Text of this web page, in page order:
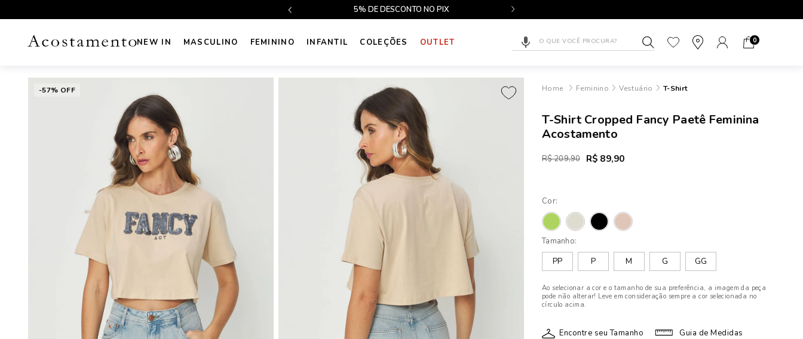
1ª TROCA GRÁTIS
NEW IN MASCULINO FEMININO INFANTIL COLEÇÕES OUTLET 0
-57% OFF Feminino Vestuário T-Shirt
T-Shirt Cropped Fancy Paetê Feminina
Acostamento
R$ 209,90 R$ 89,90
Cor:
Tamanho:
PP
P M G GG
Ao selecionar a cor e o tamanho de sua preferência, a imagem da peça
pode não alterar! Leve em consideração sempre a cor selecionada no
círculo acima.
Encontre seu Tamanho Guia de Medidas